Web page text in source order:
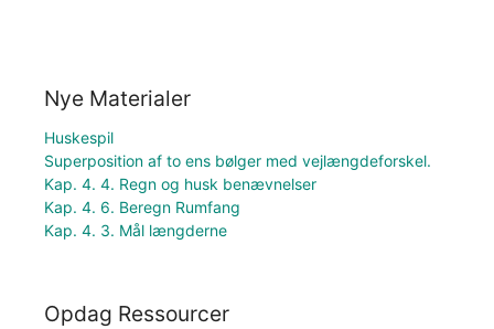
Nye Materialer
Huskespil
Superposition af to ens bølger med vejlængdeforskel.
Kap. 4. 4. Regn og husk benævnelser
Kap. 4. 6. Beregn Rumfang
Kap. 4. 3. Mål længderne
Opdag Ressourcer